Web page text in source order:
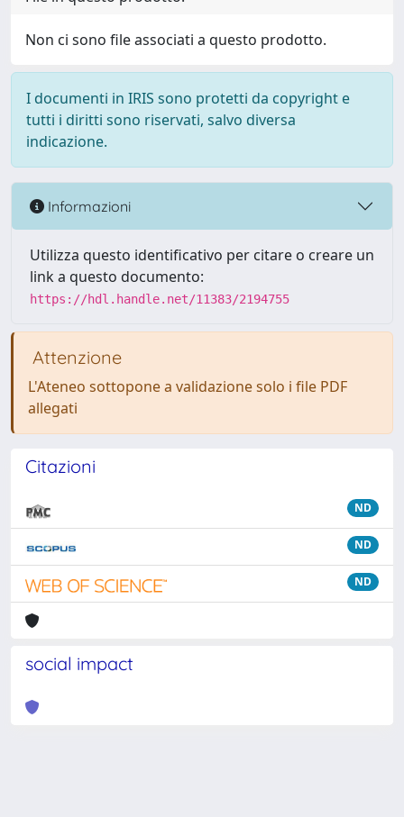
Non ci sono file associati a questo prodotto.
I documenti in IRIS sono protetti da copyright e
tutti i diritti sono riservati, salvo diversa
indicazione.
Informazioni
Utilizza questo identificativo per citare o creare un
link a questo documento:
https://hdl.handle.net/11383/2194755
Attenzione
L'Ateneo sottopone a validazione solo i file PDF
allegati
Citazioni
ND
ND
ND
social impact